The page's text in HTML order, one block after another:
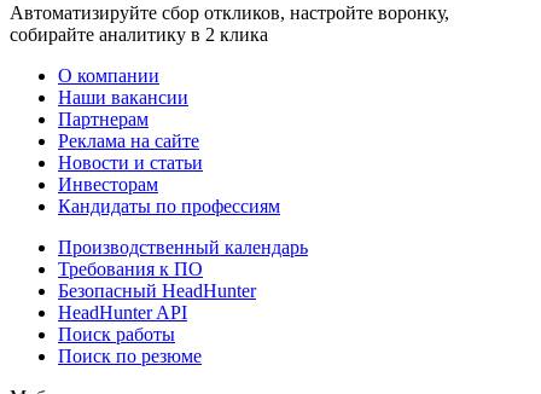
Автоматизируйте сбор откликов, настройте воронку,
собирайте аналитику в 2 клика
О компании
Наши вакансии
Партнерам
Реклама на сайте
Новости и статьи
Инвесторам
Кандидаты по профессиям
Производственный календарь
Требования к ПО
Безопасный HeadHunter
HeadHunter API
Поиск работы
Поиск по резюме